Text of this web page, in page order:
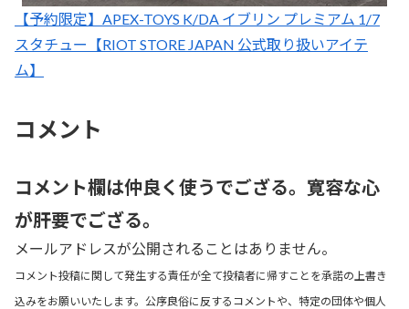
【予約限定】APEX-TOYS K/DA イブリン プレミアム 1/7
スタチュー【RIOT STORE JAPAN 公式取り扱いアイテ
ム】
コメント
コメント欄は仲良く使うでござる。寛容な心
が肝要でござる。
メールアドレスが公開されることはありません。
コメント投稿に関して発生する責任が全て投稿者に帰すことを承諾の上書き
込みをお願いいたします。公序良俗に反するコメントや、特定の団体や個人